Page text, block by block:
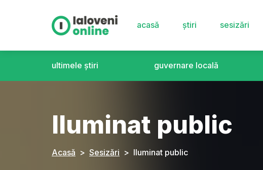
acasă știri sesizări
ultimele știri guvernare locală
Iluminat public
Acasă Sesizări Iluminat public